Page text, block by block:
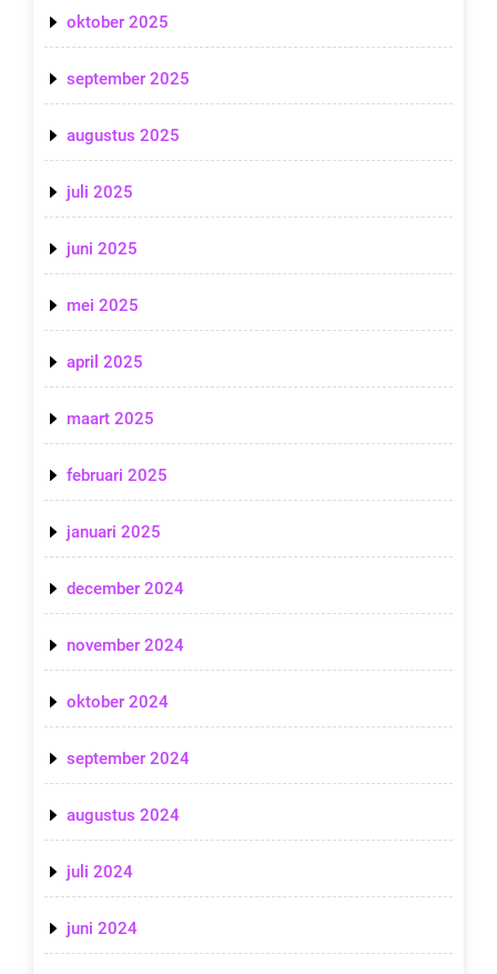
oktober 2025
september 2025
augustus 2025
juli 2025
juni 2025
mei 2025
april 2025
maart 2025
februari 2025
januari 2025
december 2024
november 2024
oktober 2024
september 2024
augustus 2024
juli 2024
juni 2024